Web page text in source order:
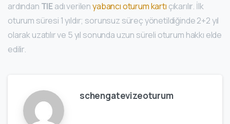
ardından TIEadı verilenyabancı oturum kartı çıkarılır. İlk
oturum süresi 1 yıldır; sorunsuz süreç yönetildiğinde 2+2 yıl
olarak uzatılır ve 5 yıl sonunda uzun süreli oturum hakkı elde
edilir.
schengatevizeoturum